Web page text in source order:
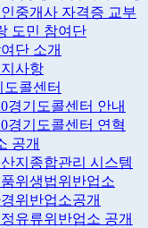
중개사 자격증 교부
도민 참여단
단 소개
사항
도콜센터
경기도콜센터 안내
경기도콜센터 연혁
공개
지종합관리 시스템
위생법위반업소
위반업소공개
유류위반업소 공개